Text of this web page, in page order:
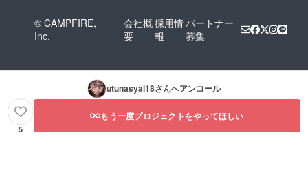
© CAMPFIRE,
Inc.
会社概
要
採用情
報
パートナー
募集
utunasyai18さんへアンコール
5
もう一度プロジェクトをやってほしい